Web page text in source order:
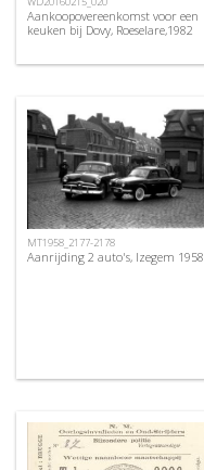
Aankoopovereenkomst voor een
keuken bij Dovy, Roeselare,1982
MT1958_2177-2178
Aanrijding 2 auto's, Izegem 1958